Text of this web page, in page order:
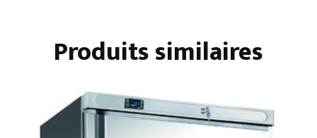
Produits similaires